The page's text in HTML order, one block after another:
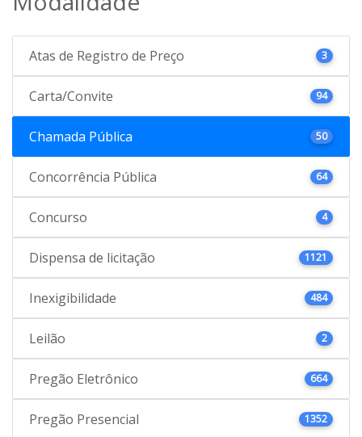
Atas de Registro de Preço 3
Carta/Convite 94
Chamada Pública 50
Concorrência Pública 64
Concurso 4
Dispensa de licitação 1121
Inexigibilidade 484
Leilão 2
Pregão Eletrônico 664
Pregão Presencial 1352